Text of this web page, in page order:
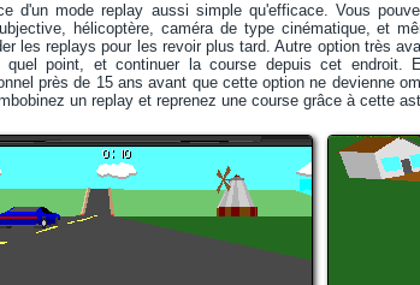
d'un mode replay aussi simple qu'efficace. Vous
hélicoptère, caméra de type cinématique, et
les replays pour les revoir plus tard. Autre option très
quel point, et continuer la course depuis cet endroit.
près de 15 ans avant que cette option ne devienne
un replay et reprenez une course grâce à cette